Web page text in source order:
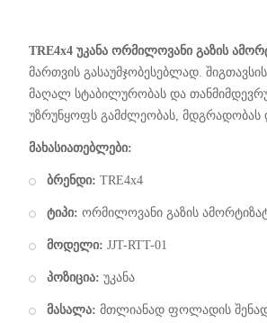
TRE4x4 უკანა ორმილოვანი გაზის
მართვის გასაუმჯობესებლად.
მაღალ სტაბილურობას და
უზრუნყოფს გამძლეობას, მდგრადობას
მახასიათებლები:
ბრენდი: TRE4x4
ტიპი: ორმილოვანი გაზის
მოდელი: JJT-RTT-01
პოზიცია: უკანა
მასალა: მთლიანად ფოლადის